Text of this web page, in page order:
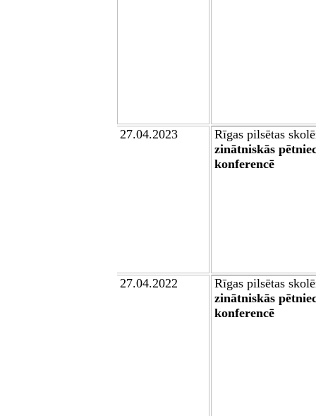
27.04.2023
Rīgas pilsētas
zinātniskās
konferencē
27.04.2022
Rīgas pilsētas
zinātniskās
konferencē